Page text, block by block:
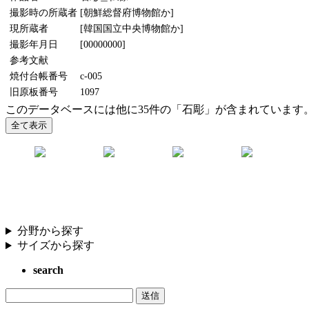
撮影時の所蔵者 [朝鮮総督府博物館か]
現所蔵者
[韓国国立中央博物館か]
撮影年月日
[00000000]
参考文献
焼付台帳番号
c-005
旧原板番号
1097
このデータベースには他に35件の「石彫」が含まれています
分野から探す
サイズから探す
search